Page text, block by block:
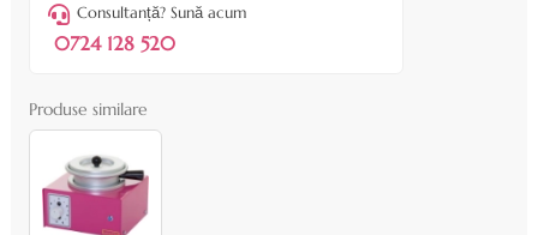
Consultanță? Sună acum
0724 128 520
Produse similare